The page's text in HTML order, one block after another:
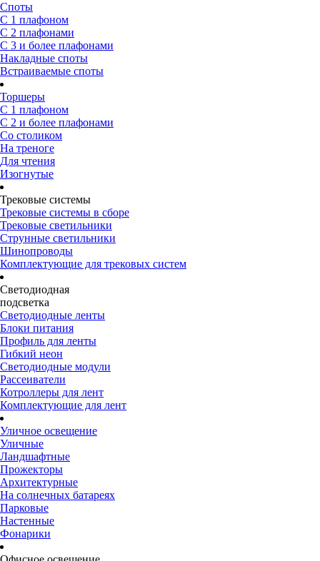
Споты
С 1 плафоном
С 2 плафонами
С 3 и более плафонами
Накладные споты
Встраиваемые споты
Торшеры
С 1 плафоном
С 2 и более плафонами
Со столиком
На треноге
Для чтения
Изогнутые
Трековые системы
Трековые системы в сборе
Трековые светильники
Струнные светильники
Шинопроводы
Комплектующие для трековых систем
Светодиодная
подсветка
Светодиодные ленты
Блоки питания
Профиль для ленты
Гибкий неон
Светодиодные модули
Рассеиватели
Котроллеры для лент
Комплектующие для лент
Уличное освещение
Уличные
Ландшафтные
Прожекторы
Архитектурные
На солнечных батареях
Парковые
Настенные
Фонарики